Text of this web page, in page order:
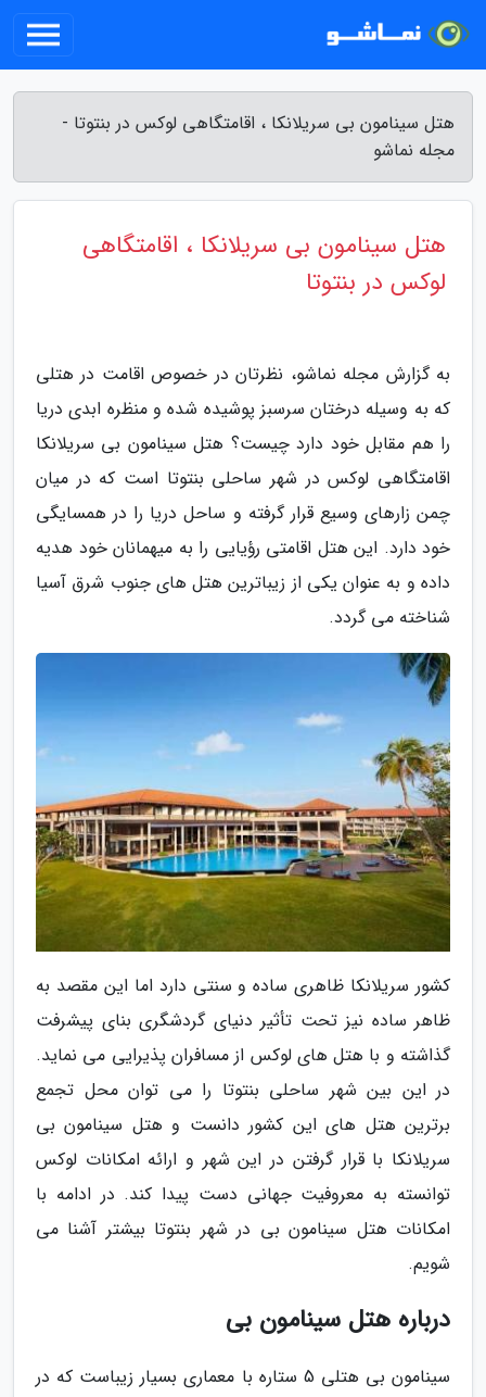
هتل سینامون بی سریلانکا ، اقامتگاهی لوکس در بنتوتا -
مجله نماشو
هتل سینامون بی سریلانکا ، اقامتگاهی
لوکس در بنتوتا
به گزارش مجله نماشو، نظرتان در خصوص اقامت در هتلی
که به وسیله درختان سرسبز پوشیده شده و منظره ابدی دریا
را هم مقابل خود دارد چیست؟ هتل سینامون بی سریلانکا
اقامتگاهی لوکس در شهر ساحلی بنتوتا است که در میان
چمن زارهای وسیع قرار گرفته و ساحل دریا را در همسایگی
خود دارد. این هتل اقامتی رؤیایی را به میهمانان خود هدیه
داده و به عنوان یکی از زیباترین هتل های جنوب شرق آسیا
شناخته می گردد.
کشور سریلانکا ظاهری ساده و سنتی دارد اما این مقصد به
ظاهر ساده نیز تحت تأثیر دنیای گردشگری بنای پیشرفت
گذاشته و با هتل های لوکس از مسافران پذیرایی می نماید.
در این بین شهر ساحلی بنتوتا را می توان محل تجمع
برترین هتل های این کشور دانست و هتل سینامون بی
سریلانکا با قرار گرفتن در این شهر و ارائه امکانات لوکس
توانسته به معروفیت جهانی دست پیدا کند. در ادامه با
امکانات هتل سینامون بی در شهر بنتوتا بیشتر آشنا می
شویم.
درباره هتل سینامون بی
سینامون بی هتلی 5 ستاره با معماری بسیار زیباست که در